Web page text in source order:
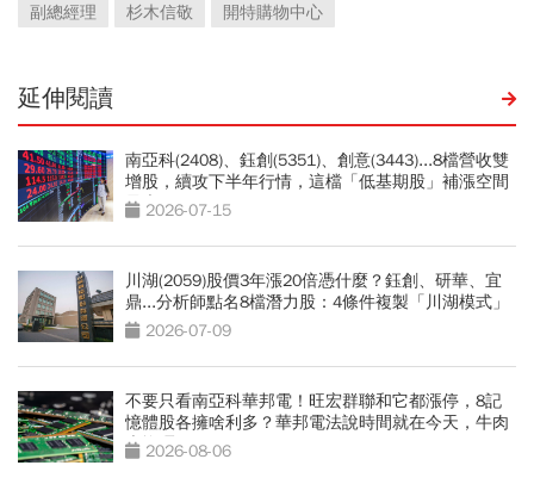
副總經理
杉木信敬 開特購物中心
延伸閱讀
南亞科(2408)、鈺創(5351)、創意(3443)...8檔營收雙
增股，續攻下半年行情，這檔「低基期股」補漲空間
最大2026-07-15
川湖(2059)股價3年漲20倍憑什麼？鈺創、研華、宜
鼎...分析師點名8檔潛力股：4條件複製「川湖模式」
2026-07-09
不要只看南亞科華邦電！旺宏群聯和它都漲停，8記
憶體股各擁啥利多？華邦電法說時間就在今天，牛肉
大塊嗎
2026-08-06